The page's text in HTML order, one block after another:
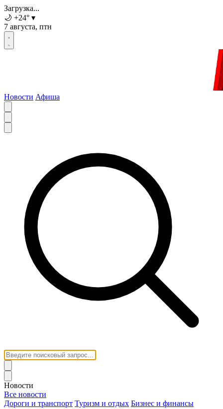
Загрузка...
🌙 +24° ▾
7 августа, птн
Новости Афиша
Новости
Все новости
Дороги и транспорт Туризм и отдых Бизнес и финансы